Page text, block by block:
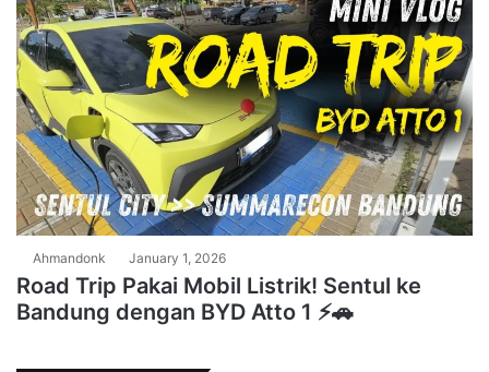
Ahmandonk January 1, 2026
Road Trip Pakai Mobil Listrik! Sentul ke
Bandung dengan BYD Atto 1 ⚡🚗